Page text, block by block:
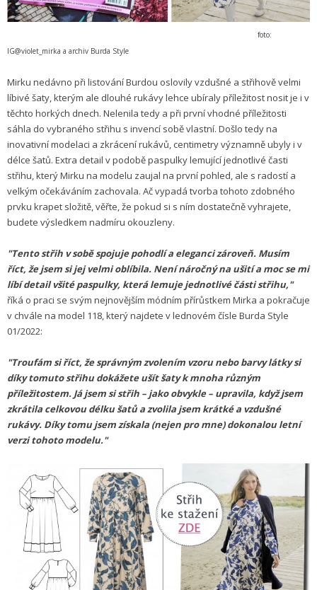
foto:
IG@violet_mirka a archiv Burda Style
Mirku nedávno při listování Burdou oslovily vzdušné a střihově velmi
líbivé šaty, kterým ale dlouhé rukávy lehce ubíraly příležitost nosit je i v
těchto horkých dnech. Nelenila tedy a při první vhodné příležitosti
sáhla do vybraného střihu s invencí sobě vlastní. Došlo tedy na
inovativní modelaci a zkrácení rukávů, centimetry významně ubyly i v
délce šatů. Extra detail v podobě paspulky lemující jednotlivé časti
střihu, který Mirku na modelu zaujal na první pohled, ale s radostí a
velkým očekáváním zachovala. Ač vypadá tvorba tohoto zdobného
prvku krapet složitě, věřte, že pokud si s ním dostatečně vyhrajete,
budete výsledkem nadmíru okouzleny.
"Tento střih v sobě spojuje pohodlí a eleganci zároveň. Musím
říct, že jsem si jej velmi oblíbila. Není náročný na ušití a moc se mi
líbí detail všité paspulky, která lemuje jednotlivé části střihu,"
říká o praci se svým nejnovějším módním přírůstkem Mirka a pokračuje
v chvále na model 118, který najdete v lednovém čísle Burda Style
01/2022:
"Troufám si říct, že správným zvolením vzoru nebo barvy látky si
díky tomuto střihu dokážete ušít šaty k mnoha různým
příležitostem. Já jsem si střih – jako obvykle – upravila, když jsem
zkrátila celkovou délku šatů a zvolila jsem krátké a vzdušné
rukávy. Díky tomu jsem získala (nejen pro mne) dokonalou letní
verzi tohoto modelu."